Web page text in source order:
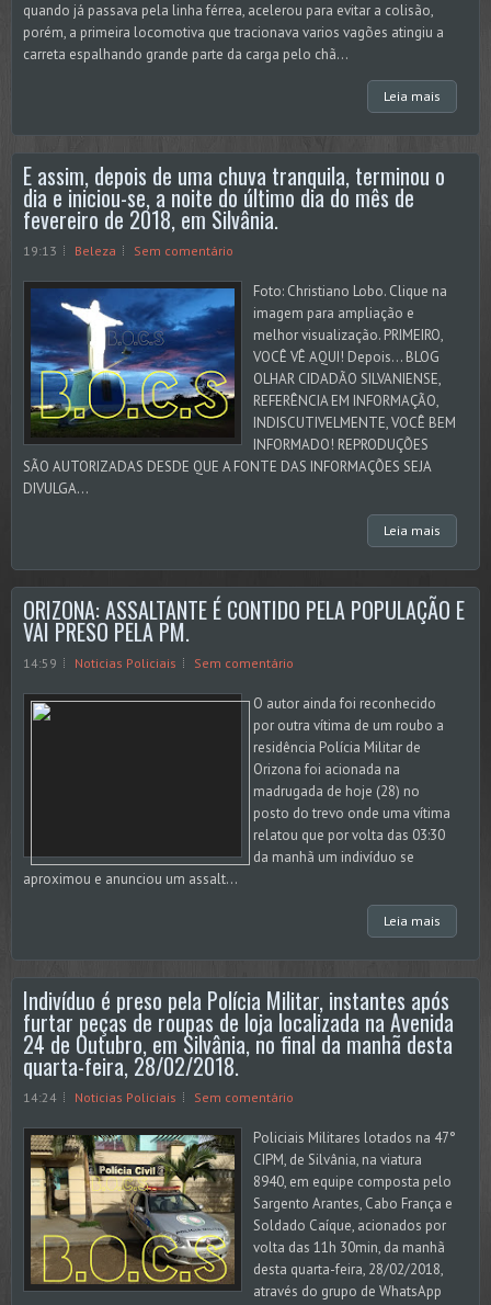
quando já passava pela linha férrea, acelerou para evitar a colisão,
porém, a primeira locomotiva que tracionava varios vagões atingiu a
carreta espalhando grande parte da carga pelo chã...
Leia mais
E assim, depois de uma chuva tranquila, terminou o
dia e iniciou-se, a noite do último dia do mês de
fevereiro de 2018, em Silvânia.
19:13 Beleza Sem comentário
Foto: Christiano Lobo. Clique na
imagem para ampliação e
melhor visualização. PRIMEIRO,
VOCÊ VÊ AQUI! Depois... BLOG
OLHAR CIDADÃO SILVANIENSE,
REFERÊNCIA EM INFORMAÇÃO,
INDISCUTIVELMENTE, VOCÊ BEM
INFORMADO! REPRODUÇÕES
SÃO AUTORIZADAS DESDE QUE A FONTE DAS INFORMAÇÕES SEJA
DIVULGA...
Leia mais
ORIZONA: ASSALTANTE É CONTIDO PELA POPULAÇÃO E
VAI PRESO PELA PM.
14:59 Noticias Policiais Sem comentário
O autor ainda foi reconhecido
por outra vítima de um roubo a
residência Polícia Militar de
Orizona foi acionada na
madrugada de hoje (28) no
posto do trevo onde uma vítima
relatou que por volta das 03:30
da manhã um indivíduo se
aproximou e anunciou um assalt...
Leia mais
Indivíduo é preso pela Polícia Militar, instantes após
furtar peças de roupas de loja localizada na Avenida
24 de Outubro, em Silvânia, no final da manhã desta
quarta-feira, 28/02/2018.
14:24 Noticias Policiais Sem comentário
Policiais Militares lotados na 47°
CIPM, de Silvânia, na viatura
8940, em equipe composta pelo
Sargento Arantes, Cabo França e
Soldado Caíque, acionados por
volta das 11h 30min, da manhã
desta quarta-feira, 28/02/2018,
através do grupo de WhatsApp